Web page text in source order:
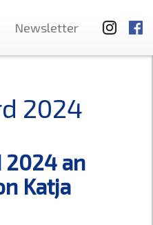
Newsletter
2024
an
Katja